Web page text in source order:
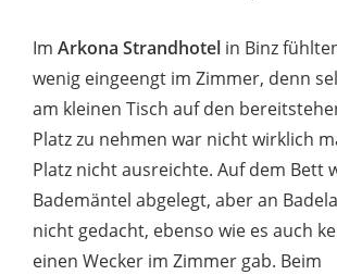
Im Arkona Strandhotel in Binz
wenig eingeengt im Zimmer, denn
am kleinen Tisch auf den
Platz zu nehmen war nicht wirklich
Platz nicht ausreichte. Auf dem Bett
Bademäntel abgelegt, aber an
nicht gedacht, ebenso wie es auch
einen Wecker im Zimmer gab. Beim